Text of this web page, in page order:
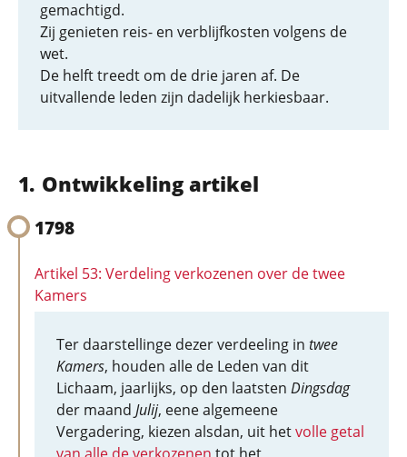
gemachtigd.
Zij genieten reis- en verblijfkosten volgens de
wet.
De helft treedt om de drie jaren af. De
uitvallende leden zijn dadelijk herkiesbaar.
Ontwikkeling artikel
1798
Artikel 53: Verdeling verkozenen over de twee
Kamers
Ter daarstellinge dezer verdeeling in twee
Kamers, houden alle de Leden van dit
Lichaam, jaarlijks, op den laatsten Dingsdag
der maand Julij, eene algemeene
Vergadering, kiezen alsdan, uit hetvolle getal